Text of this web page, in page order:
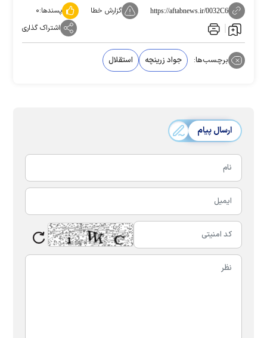
https://aftabnews.ir/0032C6 گزارش خطا پسندها:۰
اشتراک گذاری
برچسب‌ها: جواد زرینچه استقلال
ارسال پیام